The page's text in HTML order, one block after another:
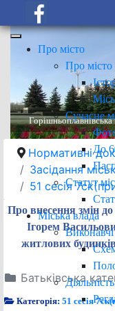
Про місто
Про місто
Сучасне
До
Статут
Міська влада
Діяльність
Горішньоплавнівська
Нормативні
Засідання
51 сесія
Про внесення змін
Ігорем
житлових
Батьківська
Категорія:51 сесія